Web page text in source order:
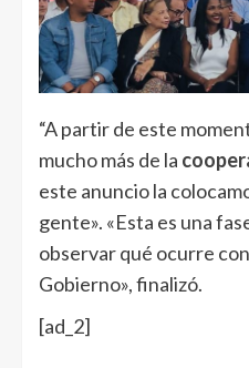
“A partir de este
mucho más de la
este anuncio la
gente». «Esta es una
observar qué ocurre
Gobierno», finalizó.
[ad_2]